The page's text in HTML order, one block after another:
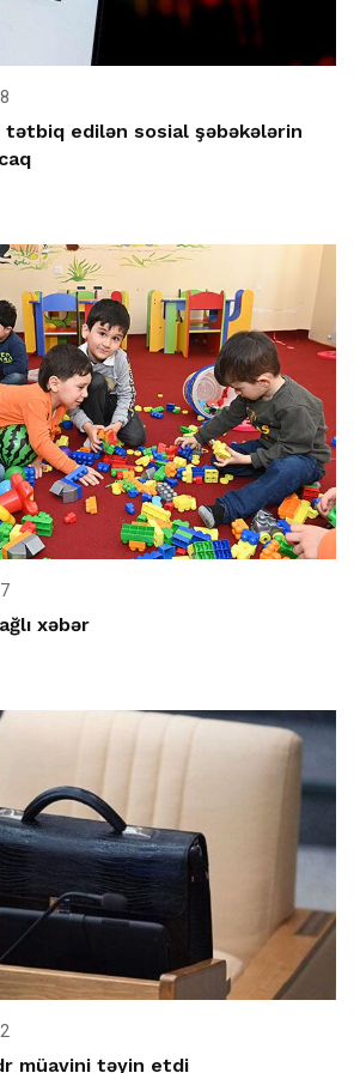
tətbiq edilən sosial şəbəkələrin
xəbər
müavini təyin etdi